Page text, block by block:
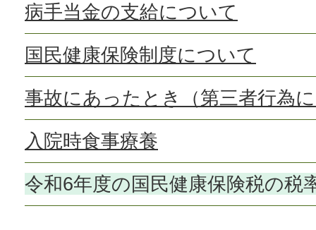
病手当金の支給について
国民健康保険制度について
事故にあったとき（第三者行為
入院時食事療養
令和6年度の国民健康保険税の税